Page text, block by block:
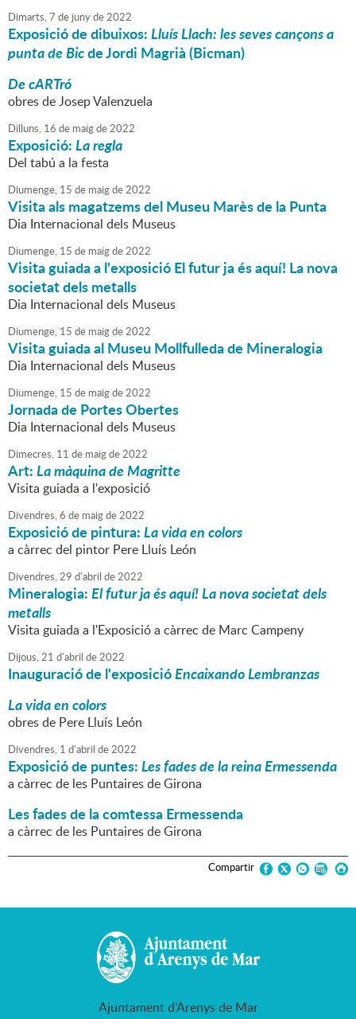
Dimarts,7 de junyde2022
Exposició de dibuixos:Lluís Llach: les seves cançons a
punta de Bicde Jordi Magrià (Bicman)
De cARTró
obres de Josep Valenzuela
Dilluns, 16 de maigde2022
Exposició:La regla
Del tabú a la festa
Diumenge, 15 de maigde2022
Visita als magatzems del Museu Marès de la Punta
Dia Internacional dels Museus
Diumenge, 15 de maigde2022
Visita guiada a l'exposició El futur ja és aquí! La nova
societat dels metalls
Dia Internacional dels Museus
Diumenge, 15 de maigde2022
Visita guiada al Museu Mollfulleda de Mineralogia
Dia Internacional dels Museus
Diumenge, 15 de maigde2022
Jornada de Portes Obertes
Dia Internacional dels Museus
Dimecres, 11 de maigde2022
Art:La màquina de Magritte
Visita guiada a l'exposició
Divendres,6 de maigde2022
Exposició de pintura:La vida en colors
a càrrec del pintor Pere Lluís León
Divendres,29 d'abril de2022
Mineralogia:El futur ja és aquí! La nova societat dels
metalls
Visita guiada a l'Exposició a càrrec de Marc Campeny
Dijous,21 d'abril de2022
Inauguració de l'exposicióEncaixando Lembranzas
La vida en colors
obres de Pere Lluís León
Divendres, 1 d'abril de2022
Exposició de puntes:Les fades de la reina Ermessenda
a càrrec de les Puntaires de Girona
Les fades de la comtessa Ermessenda
a càrrec de les Puntaires de Girona
Compartir
Ajuntament d'Arenys de Mar